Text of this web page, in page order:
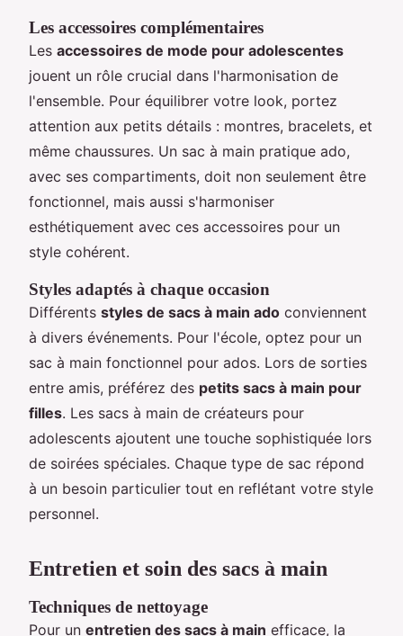
Les accessoires complémentaires
Les accessoires de mode pour adolescentes
jouent un rôle crucial dans l'harmonisation de
l'ensemble. Pour équilibrer votre look, portez
attention aux petits détails : montres, bracelets, et
même chaussures. Un sac à main pratique ado,
avec ses compartiments, doit non seulement être
fonctionnel, mais aussi s'harmoniser
esthétiquement avec ces accessoires pour un
style cohérent.
Styles adaptés à chaque occasion
Différents styles de sacs à main ado conviennent
à divers événements. Pour l'école, optez pour un
sac à main fonctionnel pour ados. Lors de sorties
entre amis, préférez des petits sacs à main pour
filles. Les sacs à main de créateurs pour
adolescents ajoutent une touche sophistiquée lors
de soirées spéciales. Chaque type de sac répond
à un besoin particulier tout en reflétant votre style
personnel.
Entretien et soin des sacs à main
Techniques de nettoyage
Pour un entretien des sacs à main efficace, la